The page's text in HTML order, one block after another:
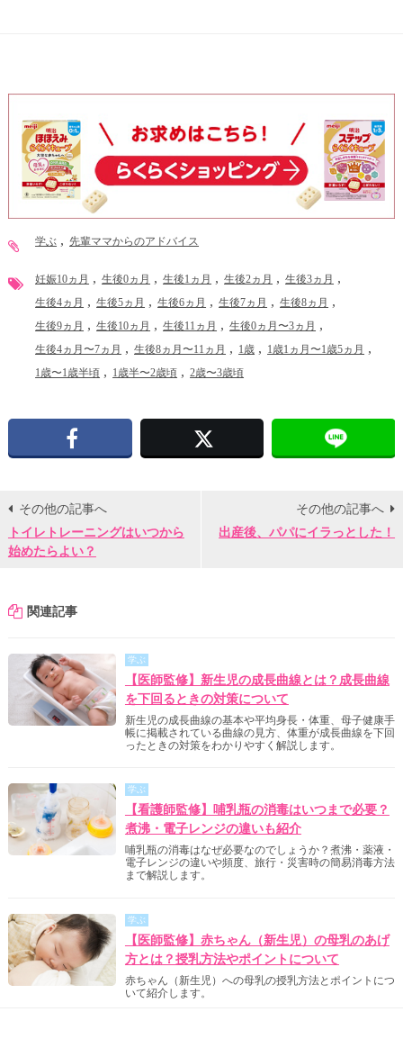
学ぶ 先輩ママからのアドバイス
妊娠10ヵ月 生後0ヵ月 生後1ヵ月 生後2ヵ月 生後3ヵ月
生後4ヵ月 生後5ヵ月 生後6ヵ月 生後7ヵ月 生後8ヵ月
生後9ヵ月 生後10ヵ月 生後11ヵ月 生後0ヵ月〜3ヵ月
生後4ヵ月〜7ヵ月 生後8ヵ月〜11ヵ月 1歳 1歳1ヵ月〜1歳5ヵ月
1歳〜1歳半頃 1歳半〜2歳頃 2歳〜3歳頃
その他の記事へ
トイレトレーニングはいつから
始めたらよい？
その他の記事へ
出産後、パパにイラっとした！
関連記事
学ぶ
【医師監修】新生児の成長曲線とは？成長曲線
を下回るときの対策について
新生児の成長曲線の基本や平均身長・体重、母子健康手
帳に掲載されている曲線の見方、体重が成長曲線を下回
ったときの対策をわかりやすく解説します。
学ぶ
【看護師監修】哺乳瓶の消毒はいつまで必要？
煮沸・電子レンジの違いも紹介
哺乳瓶の消毒はなぜ必要なのでしょうか？煮沸・薬液・
電子レンジの違いや頻度、旅行・災害時の簡易消毒方法
まで解説します。
学ぶ
【医師監修】赤ちゃん（新生児）の母乳のあげ
方とは？授乳方法やポイントについて
赤ちゃん（新生児）への母乳の授乳方法とポイントにつ
いて紹介します。